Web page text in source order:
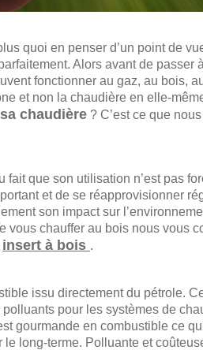
quoi en penser d’un point de
Alors avant de passer
fonctionner au gaz, au bois,
et non la chaudière en elle-
chaudière ? C’est ce que
que son utilisation n’est pas
et de se réapprovisionner
son impact sur
chauffer au bois nous vous
insert à bois .
issu directement du pétrole.
pour les systèmes de
gourmande en combustible ce
le long-terme. Polluante et